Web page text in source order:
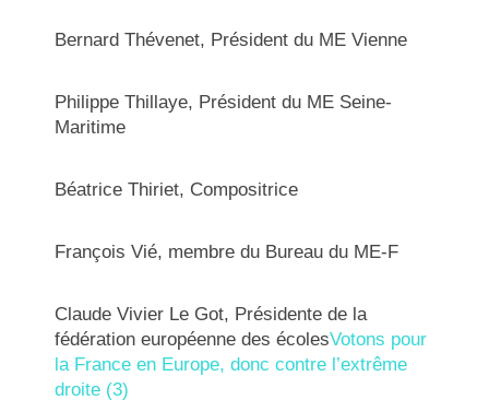
Bernard Thévenet, Président du ME Vienne
Philippe Thillaye, Président du ME Seine-
Maritime
Béatrice Thiriet, Compositrice
François Vié, membre du Bureau du ME-F
Claude Vivier Le Got, Présidente de la
fédération européenne des écolesVotons pour
la France en Europe, donc contre l’extrême
droite (3)